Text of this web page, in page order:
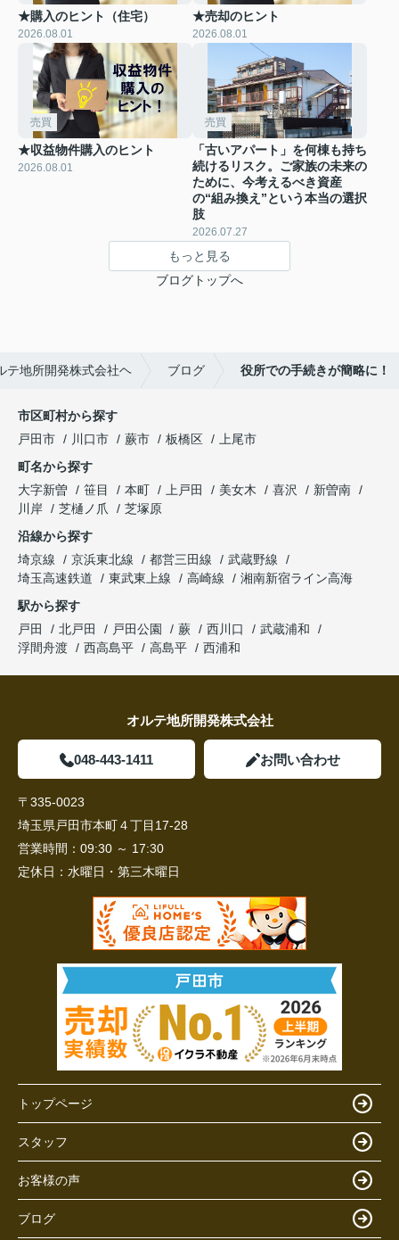
★購入のヒント（住宅）
2026.08.01
★売却のヒント
2026.08.01
売買
★収益物件購入のヒント
2026.08.01
売買
「古いアパート」を何棟も持ち
続けるリスク。ご家族の未来の
ために、今考えるべき資産
の“組み換え”という本当の選択
肢
2026.07.27
もっと見る
ブログトップへ
テ地所開発株式会社ヘ ブログ 役所での手続きが簡略に！
市区町村から探す
戸田市
川口市 蕨市 板橋区
上尾市
町名から探す
大字新曽
笹目 本町 上戸田 美女木 喜沢
新曽南
川岸
芝樋ノ爪
芝塚原
沿線から探す
埼京線
京浜東北線 都営三田線
武蔵野線
埼玉高速鉄道
東武東上線 高崎線
湘南新宿ライン高海
駅から探す
戸田
北戸田 戸田公園 蕨 西川口
武蔵浦和
浮間舟渡
西高島平 高島平 西浦和
オルテ地所開発株式会社
048-443-1411 お問い合わせ
〒335-0023
埼玉県戸田市本町４丁目17-28
営業時間： 09:30 ～ 17:30
定休日： 水曜日・第三木曜日
トップページ
スタッフ
お客様の声
ブログ